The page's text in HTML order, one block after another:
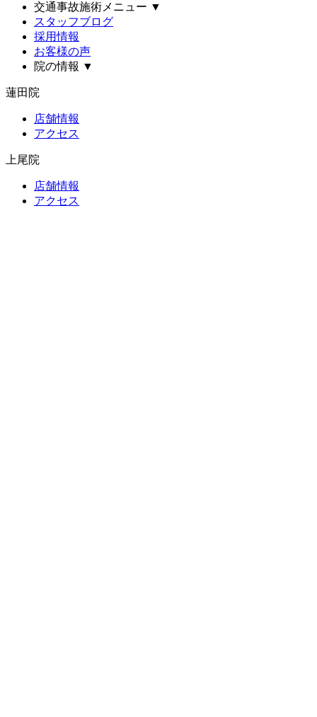
交通事故施術メニュー ▼
スタッフブログ
採用情報
お客様の声
院の情報 ▼
蓮田院
店舗情報
アクセス
上尾院
店舗情報
アクセス